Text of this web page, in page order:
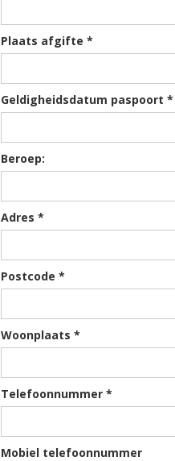
Plaats afgifte *
Geldigheidsdatum paspoort *
Beroep:
Adres *
Postcode *
Woonplaats *
Telefoonnummer *
Mobiel telefoonnummer